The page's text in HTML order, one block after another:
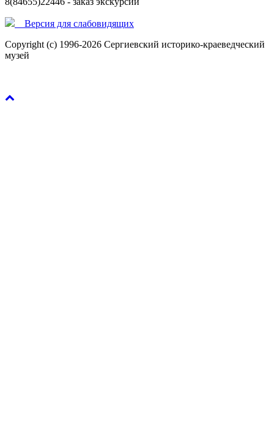
Версия для слабовидящиx
Copyright (c) 1996-2026 Сергиевский историко-краеведческий
музей